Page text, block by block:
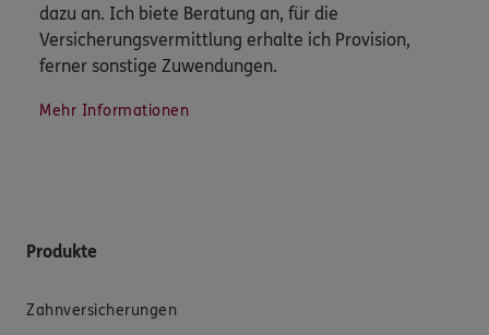
dazu an. Ich biete Beratung an, für die
Versicherungsvermittlung erhalte ich Provision,
ferner sonstige Zuwendungen.
Mehr Informationen
Produkte
Zahnversicherungen